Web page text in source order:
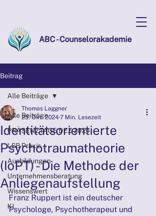
ABC - Counselorakademie
Beitrag
Alle Beiträge
PRÄSENZTAGE DEZ 2024
LSB Praxis
Ausbildungen
Unternehmensberatung
Wissenswert
KI
Alle Beiträge
Identitätsorientierte
Psychotraumatheorie
(IoPT) - Die Methode der
Anliegenaufstellung
Thomas Laggner
23. Okt. 20247 Min. Lesezeit
Franz Ruppert ist ein deutscher
Psychologe, Psychotherapeut und